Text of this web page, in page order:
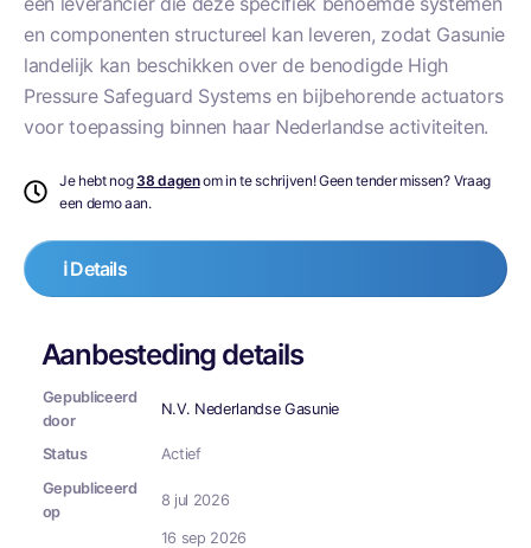
en componenten structureel kan leveren, zodat Gasunie
landelijk kan beschikken over de benodigde High
Pressure Safeguard Systems en bijbehorende actuators
voor toepassing binnen haar Nederlandse activiteiten.
Je hebt nog 38 dagenom in te schrijven! Geen tender missen? Vraag
een demo aan.
ℹ️ Details
Aanbesteding details
Gepubliceerd
door
N.V. Nederlandse Gasunie
Status
Actief
Gepubliceerd
op
8 jul 2026
16 sep 2026